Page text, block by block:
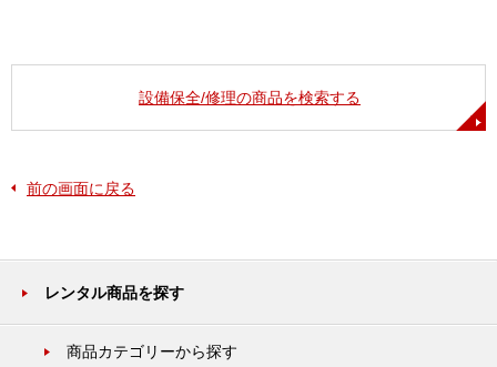
設備保全/修理の商品を検索する
前の画面に戻る
レンタル商品を探す
商品カテゴリーから探す